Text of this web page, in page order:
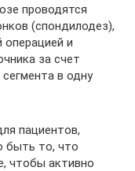
проводятся
(спондилодез),
операцией и
за счет
в одну
пациентов,
быть то, что
чтобы активно